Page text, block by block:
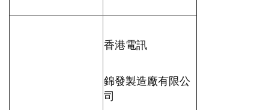
香港電訊
錦發製造廠有限公
司